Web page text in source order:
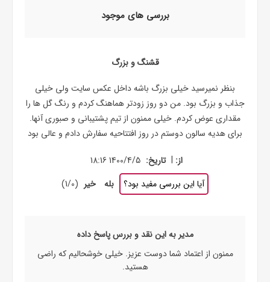
بررسی های موجود
قشنگ و بزرگ
بنظر نمیرسید خیلی بزرگ باشه داخل عکس سایت ولی خیلی
جذاب و بزرگ بود. من دو روز زودتر هماهنگ کردم و رنگ گل ها را
مقداری عوض کردم. خیلی ممنون از تیم پشتیبانی و صبوری آنها.
برای هدیه سالون دوستم در روز افتتاحیه سفارش دادم و عالی بود
از: | تاریخ: 1400/4/5 18:16
آیا این بررسی مفید بود؟
بله خیر (
1/0
)
مدیر به این نقد و بررس پاسخ داده
ممنون از اعتماد شما دوست عزیز. خیلی خوشحالیم که راضی
هستید.